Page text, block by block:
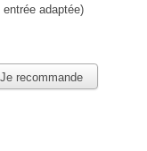
entrée adaptée)
Je recommande